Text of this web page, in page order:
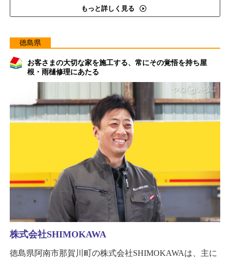
もっと詳しく見る
徳島県
お客さまの大切な家を施工する、常にその覚悟を持ち屋
根・雨樋修理にあたる
株式会社SHIMOKAWA
徳島県阿南市那賀川町の株式会社SHIMOKAWAは、主に